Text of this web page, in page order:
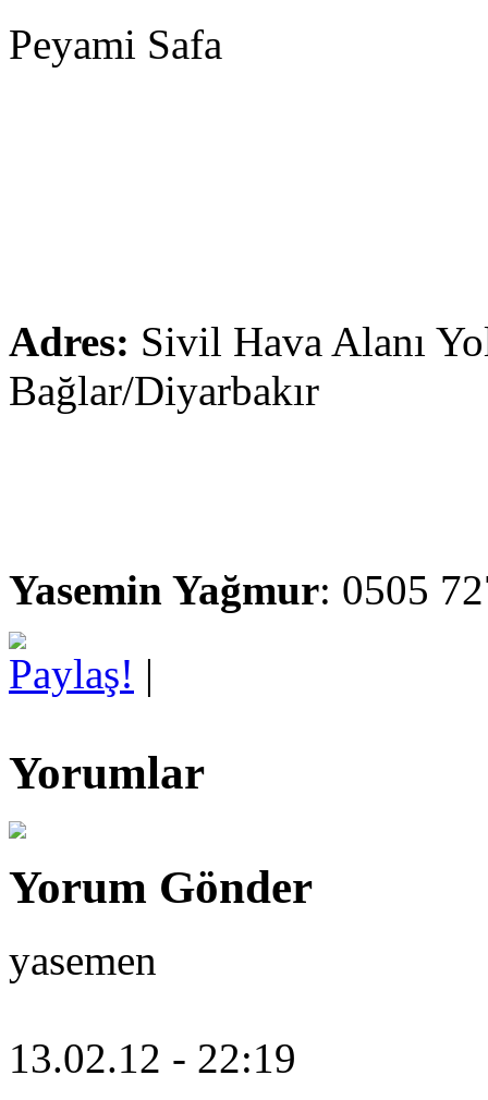
Peyami Safa
Adres: Sivil Hava Alanı
Bağlar/Diyarbakır
Yasemin Yağmur: 0505
Paylaş! |
Yorumlar
Yorum Gönder
yasemen
13.02.12 - 22:19